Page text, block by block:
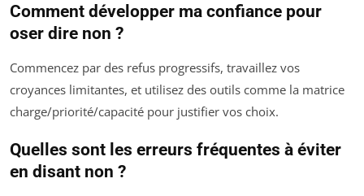
Comment développer ma confiance pour
oser dire non ?
Commencez par des refus progressifs, travaillez vos
croyances limitantes, et utilisez des outils comme la matrice
charge/priorité/capacité pour justifier vos choix.
Quelles sont les erreurs fréquentes à éviter
en disant non ?